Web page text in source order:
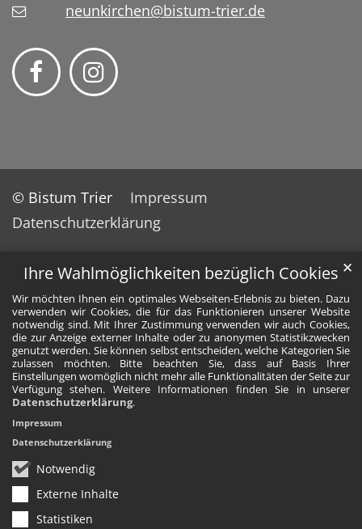
Ihre Wahlmöglichkeiten bezüglich Cookies
Wir möchten Ihnen ein optimales Webseiten-Erlebnis zu bieten. Dazu
verwenden wir Cookies, die für das Funktionieren unserer Website
notwendig sind. Mit Ihrer Zustimmung verwenden wir auch Cookies,
die zur Anzeige externer Inhalte oder zu anonymen Statistikzwecken
genutzt werden. Sie können selbst entscheiden, welche Kategorien Sie
zulassen möchten. Bitte beachten Sie, dass auf Basis Ihrer
Einstellungen womöglich nicht mehr alle Funktionalitäten der Seite zur
Verfügung stehen. Weitere Informationen finden Sie in unserer
Datenschutzerklärung.
Notwendig
Externe Inhalte
Statistiken
✕
Impressum
Datenschutzerklärung
neunkirchen@bistum-trier.de
© Bistum Trier
Impressum
Datenschutzerklärung